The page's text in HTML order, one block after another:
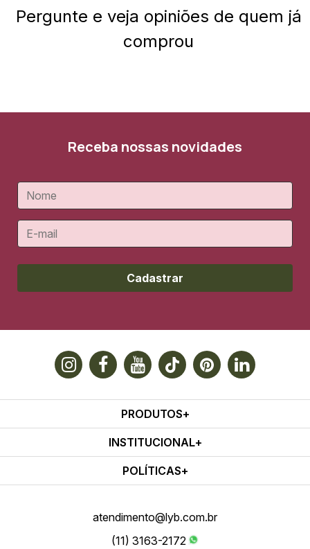
Pergunte e veja opiniões de quem já
comprou
Receba nossas novidades
Cadastrar
PRODUTOS
INSTITUCIONAL
POLÍTICAS
atendimento@lyb.com.br
(11) 3163-2172